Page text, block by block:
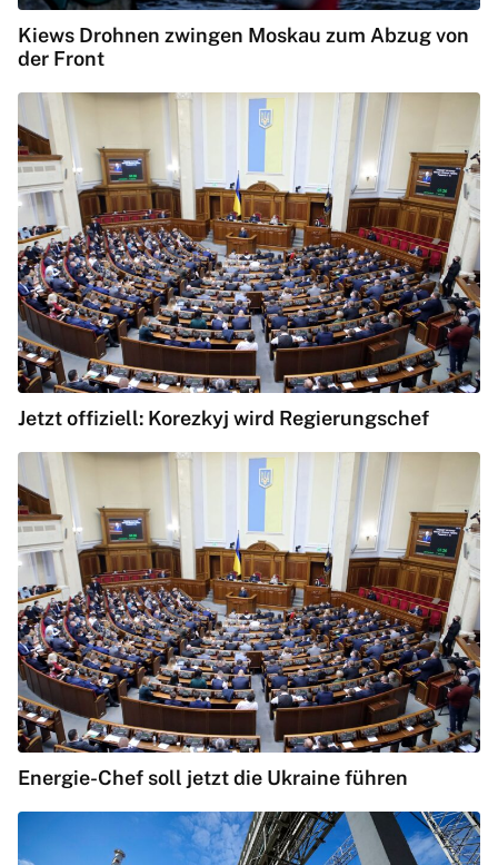
Kiews Drohnen zwingen Moskau zum Abzug von
der Front
Jetzt offiziell: Korezkyj wird Regierungschef
Energie-Chef soll jetzt die Ukraine führen